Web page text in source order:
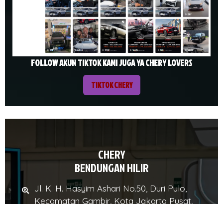
FOLLOW AKUN TIKTOK KAMI JUGA YA CHERY LOVERS
TIKTOK CHERY
CHERY
BENDUNGAN HILIR
Jl. K. H. Hasyim Ashari No.50, Duri Pulo,
Kecamatan Gambir, Kota Jakarta Pusat,